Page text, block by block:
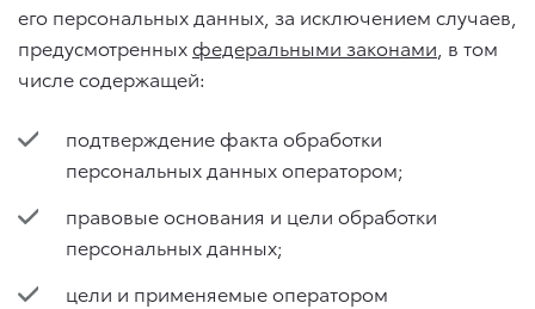
его персональных данных, за исключением случаев,
предусмотренныхфедеральными законами , в том
числе содержащей:
подтверждение факта обработки
персональных данных оператором;
правовые основания и цели обработки
персональных данных;
цели и применяемые оператором